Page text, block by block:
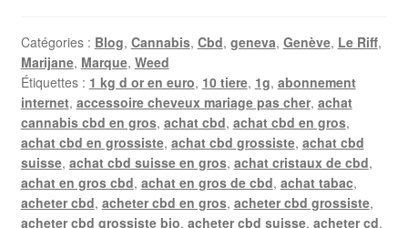
Catégories : Blog, Cannabis, Cbd, geneva, Genève, Le Riff,
Marijane, Marque, Weed
Étiquettes : 1 kg d or en euro, 10 tiere, 1g, abonnement
internet, accessoire cheveux mariage pas cher, achat
cannabis cbd en gros, achat cbd, achat cbd en gros,
achat cbd en grossiste, achat cbd grossiste, achat cbd
suisse, achat cbd suisse en gros, achat cristaux de cbd,
achat en gros cbd, achat en gros de cbd, achat tabac,
acheter cbd, acheter cbd en gros, acheter cbd grossiste,
acheter cbd grossiste bio, acheter cbd suisse, acheter cd,